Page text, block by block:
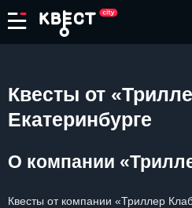
Квесты от
Екатеринбурге
О компании
Квесты от компании «Триллер